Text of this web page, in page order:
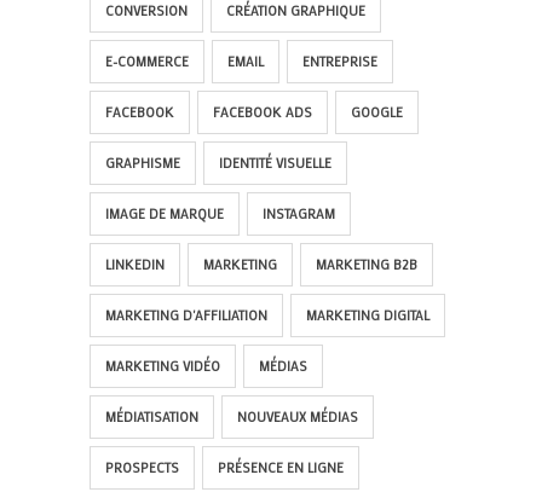
CONVERSION CRÉATION GRAPHIQUE
E-COMMERCE EMAIL ENTREPRISE
FACEBOOK FACEBOOK ADS GOOGLE
GRAPHISME IDENTITÉ VISUELLE
IMAGE DE MARQUE INSTAGRAM
LINKEDIN MARKETING MARKETING B2B
MARKETING D'AFFILIATION MARKETING DIGITAL
MARKETING VIDÉO MÉDIAS
MÉDIATISATION NOUVEAUX MÉDIAS
PROSPECTS PRÉSENCE EN LIGNE